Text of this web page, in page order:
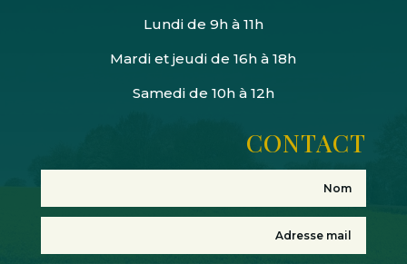
Lundi de 9h à 11h
Mardi et jeudi de 16h à 18h
Samedi de 10h à 12h
CONTACT